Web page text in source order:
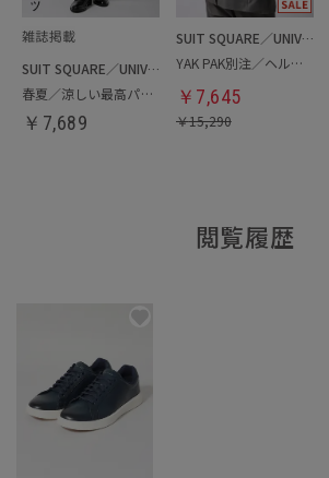
SUIT SQUARE／UNIVERSAL LANGUAGE
春夏／涼しい最高パンツ
￥ 7,689
SUIT SQUARE／UNIVERSAL LANGUAGE
YAK PAK別注／ヘルメットバッグ
￥ 7,645
￥15,290
閲覧履歴